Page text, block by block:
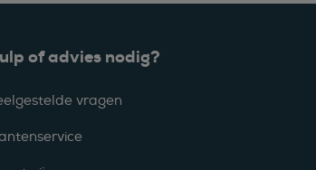
of advies nodig?
vragen